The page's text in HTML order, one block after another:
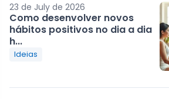
23 de July de 2026
Como desenvolver novos
hábitos positivos no dia a dia
h...
Ideias